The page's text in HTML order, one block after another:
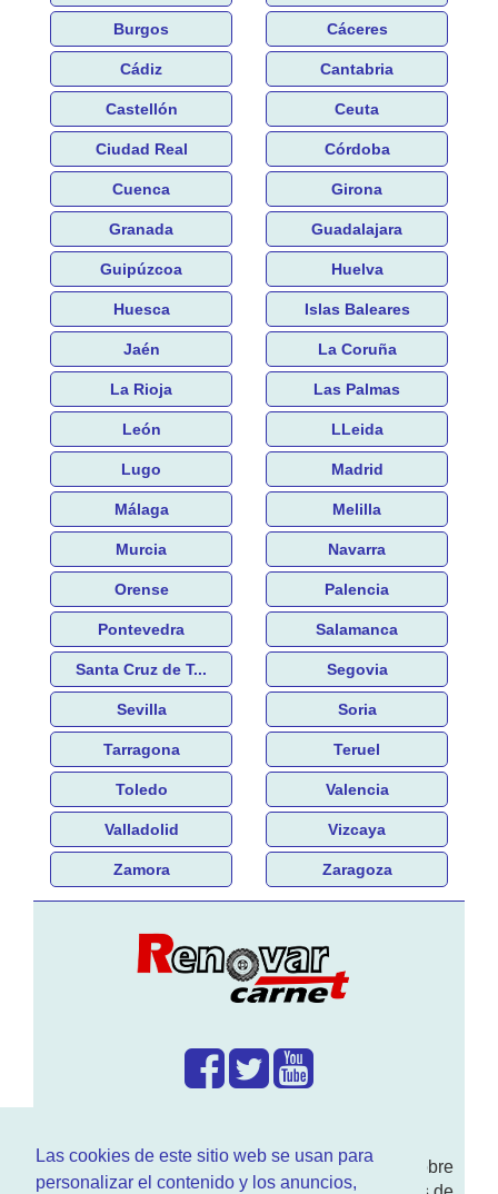
Las cookies de este sitio web se usan para
personalizar el contenido y los anuncios,
Burgos Cáceres
Cádiz Cantabria
Castellón Ceuta
Ciudad Real Córdoba
Cuenca Girona
Granada Guadalajara
Guipúzcoa Huelva
Huesca Islas Baleares
Jaén La Coruña
La Rioja Las Palmas
León LLeida
Lugo Madrid
Málaga Melilla
Murcia Navarra
Orense Palencia
Pontevedra Salamanca
Santa Cruz de T... Segovia
Sevilla Soria
Tarragona Teruel
Toledo Valencia
Valladolid Vizcaya
Zamora Zaragoza
Enwww.RenovarCarnet.comTe contamos sobre